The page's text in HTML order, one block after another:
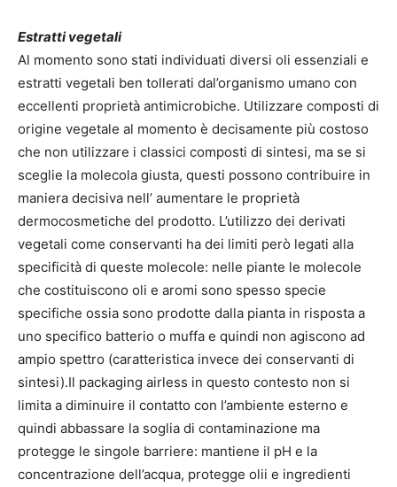
Estratti vegetali
Al momento sono stati individuati diversi oli essenziali e
estratti vegetali ben tollerati dal’organismo umano con
eccellenti proprietà antimicrobiche. Utilizzare composti di
origine vegetale al momento è decisamente più costoso
che non utilizzare i classici composti di sintesi, ma se si
sceglie la molecola giusta, questi possono contribuire in
maniera decisiva nell’ aumentare le proprietà
dermocosmetiche del prodotto. L’utilizzo dei derivati
vegetali come conservanti ha dei limiti però legati alla
specificità di queste molecole: nelle piante le molecole
che costituiscono oli e aromi sono spesso specie
specifiche ossia sono prodotte dalla pianta in risposta a
uno specifico batterio o muffa e quindi non agiscono ad
ampio spettro (caratteristica invece dei conservanti di
sintesi).Il packaging airless in questo contesto non si
limita a diminuire il contatto con l’ambiente esterno e
quindi abbassare la soglia di contaminazione ma
protegge le singole barriere: mantiene il pH e la
concentrazione dell’acqua, protegge olii e ingredienti